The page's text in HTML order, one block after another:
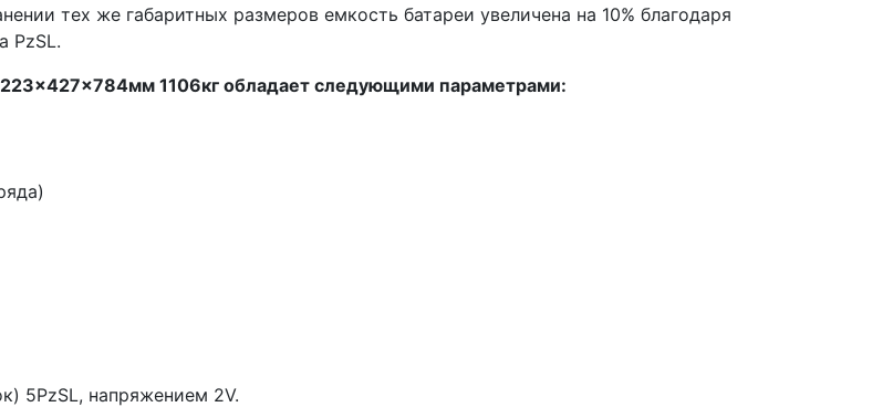
тех же габаритных размеров емкость батареи увеличена на 10% благодаря
PzSL.
1106кг обладает следующими параметрами:
5PzSL, напряжением 2V.